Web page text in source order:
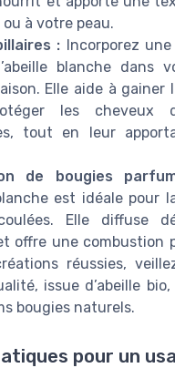
à votre peau.
: Incorporez
blanche dans
Elle aide à gainer
les cheveux
tout en leur
de bougies
est idéale pour
Elle diffuse
offre une combustion
réussies,
issue d’abeille
bougies naturels.
pour un